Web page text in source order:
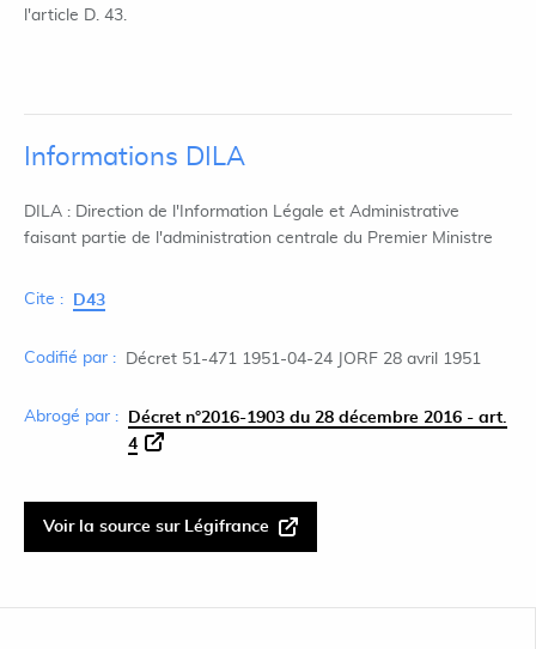
l'article D. 43.
Informations DILA
DILA : Direction de l'Information Légale et Administrative
faisant partie de l'administration centrale du Premier Ministre
Cite : D43
Codifié par : Décret 51-471 1951-04-24 JORF 28 avril 1951
Abrogé par :
Décret n°2016-1903 du 28 décembre 2016 - art.
4
Voir la source sur Légifrance